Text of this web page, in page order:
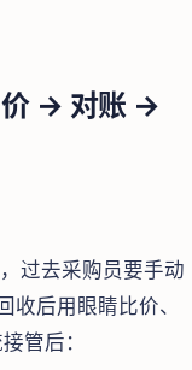
价 → 对账 →
过去采购员要手动
后用眼睛比价、
管后：